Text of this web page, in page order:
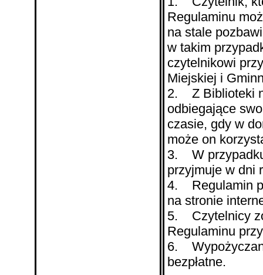
Regulaminu
na stale
w takim
czytelnikowi
Miejskiej i
2. Z Biblioteki
odbiegające
czasie, gdy w
może on
3. W
przyjmuje w dni
4. Regulamin
na stronie
5. Czytelnicy
Regulaminu
6.
bezpłatne.